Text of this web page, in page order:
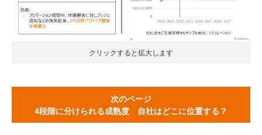
クリックすると拡大します
次のページ
4段階に分けられる成熟度 自社はどこに位置する？